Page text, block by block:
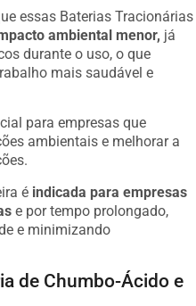
essas Baterias Tracionárias
ambiental menor, já
durante o uso, o que
mais saudável e
para empresas que
ambientais e melhorar a
é indicada para empresas
e por tempo prolongado,
e minimizando
de Chumbo-Ácido e